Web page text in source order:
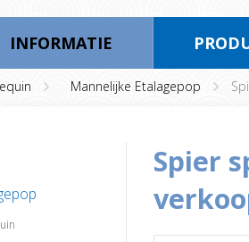
INFORMATIE
Mannelijke Etalagepop
spier sport mannelijke mannequin voor